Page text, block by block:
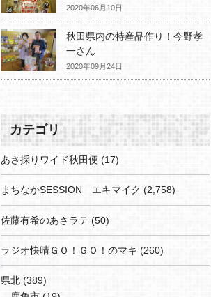
2020年06月10日
秋田県内の特産品作り！今野孝
一さん
2020年09月24日
カテゴリ
あさ採りワイド秋田便 (17)
まちなかSESSION エキマイク (2,758)
佐藤有希のあさラテ (50)
ラジオ快晴ＧＯ！ＧＯ！のマキ (260)
県北 (389)